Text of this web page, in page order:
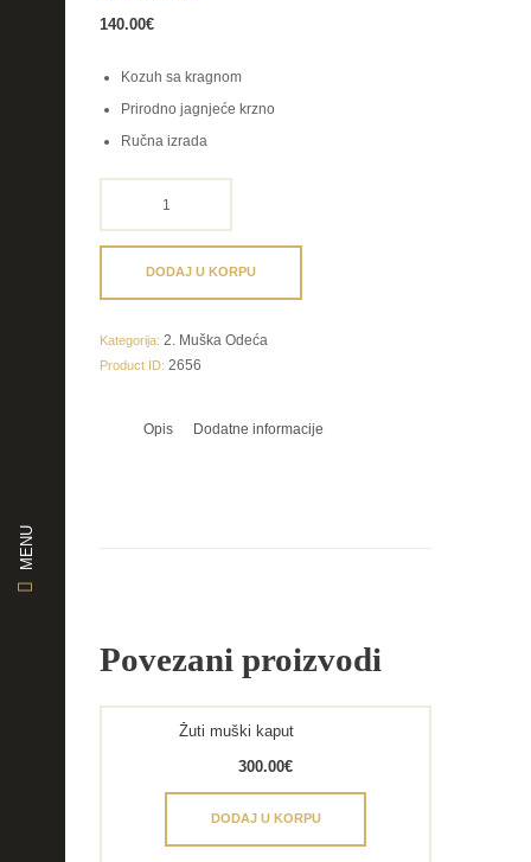
MENU
140.00€
Kozuh sa kragnom
Prirodno jagnjeće krzno
Ručna izrada
DODAJ U KORPU
Kategorija: 2. Muška Odeća
Product ID: 2656
Opis Dodatne informacije
Povezani proizvodi
Žuti muški kaput
300.00€
DODAJ U KORPU